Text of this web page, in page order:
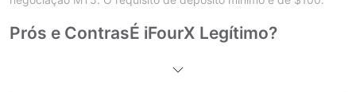
Prós e ContrasÉ iFourX Legítimo?
ciente do risco! A proteção contra saldo negativo não é